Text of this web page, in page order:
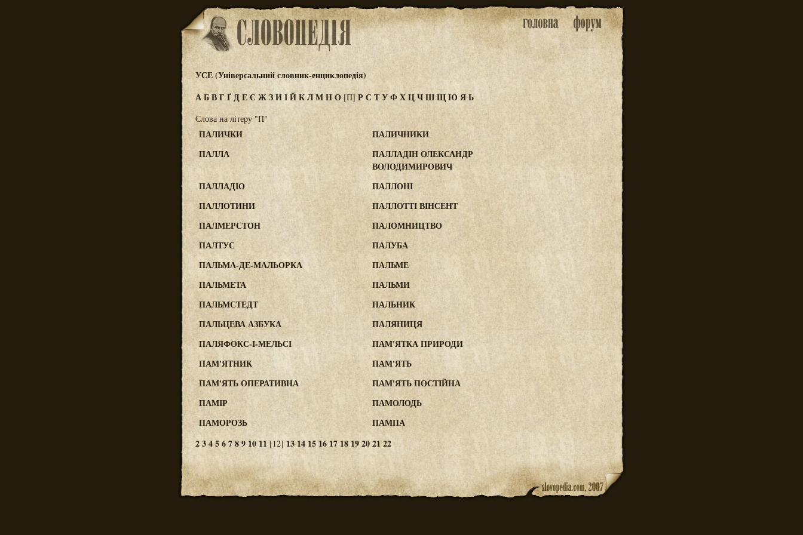
УСЕ (Універсальний словник-енциклопедія)
АБВГҐДЕЄ ЖЗИІЙКЛМНО [П] РС ТУФХЦЧШЩЮ ЯЬ
Слова на літеру "П"
ПАЛИЧКИ
ПАЛИЧНИКИ
ПАЛЛА
ПАЛЛАДІН ОЛЕКСАНДР
ВОЛОДИМИРОВИЧ
ПАЛЛАДІО
ПАЛЛОНІ
ПАЛЛОТИНИ
ПАЛЛОТТІ ВІНСЕНТ
ПАЛМЕРСТОН
ПАЛОМНИЦТВО
ПАЛТУС
ПАЛУБА
ПАЛЬМА-ДЕ-МАЛЬОРКА
ПАЛЬМЕ
ПАЛЬМЕТА
ПАЛЬМИ
ПАЛЬМСТЕДТ
ПАЛЬНИК
ПАЛЬЦЕВА АЗБУКА
ПАЛЯНИЦЯ
ПАЛЯФОКС-І-МЕЛЬСІ
ПАМ'ЯТКА ПРИРОДИ
ПАМ'ЯТНИК
ПАМ'ЯТЬ
ПАМ'ЯТЬ ОПЕРАТИВНА
ПАМ'ЯТЬ ПОСТІЙНА
ПАМІР
ПАМОЛОДЬ
ПАМОРОЗЬ
ПАМПА
23456789 10 11[12] 13 14 15 16 17 18 192021 22